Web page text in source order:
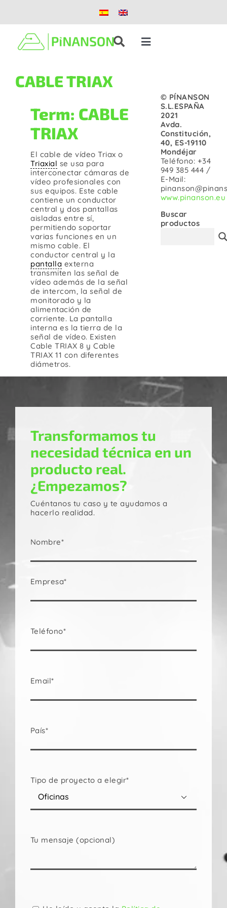
contenido
Toggle
Casos de éxito
Nosotros
Contacto
CABLE TRIAX
Term: CABLE
TRIAX
El cable de vídeo Triax o
Triaxial se usa para
interconectar cámaras de
vídeo profesionales con
sus equipos. Este cable
contiene un conductor
central y dos pantallas
aisladas entre sí,
permitiendo soportar
varias funciones en un
mismo cable. El
conductor central y la
pantalla externa
transmiten las señal de
vídeo además de la señal
de intercom, la señal de
monitorado y la
alimentación de
corriente. La pantalla
interna es la tierra de la
señal de vídeo. Existen
Cable TRIAX 8 y Cable
TRIAX 11 con diferentes
diámetros.
© PÍNANSON
S.L.ESPAÑA
2021
Avda.
Constitución,
40, ES-19110
Mondéjar
Teléfono: +34
949 385 444 /
E-Mail:
www.pinanson.eu
Buscar
productos
Transformamos tu
necesidad técnica en un
producto real.
¿Empezamos?
Cuéntanos tu caso y te ayudamos a
hacerlo realidad.
Nombre*
Empresa*
Teléfono*
Email*
País*
Tipo de proyecto a elegir*

Tu mensaje (opcional)